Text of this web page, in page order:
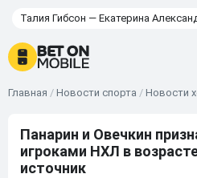
Талия Гибсон — Екатерина
Главная / Новости спорта / Новости
Панарин и Овечкин
игроками НХЛ в
источник